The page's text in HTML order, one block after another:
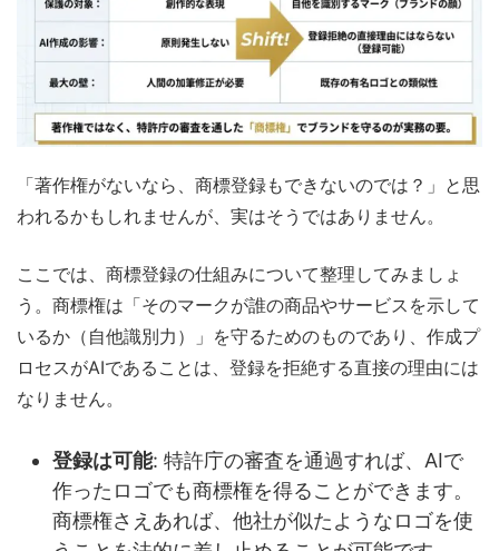
「著作権がないなら、商標登録もできないのでは？」と思
われるかもしれませんが、実はそうではありません。
ここでは、商標登録の仕組みについて整理してみましょ
う。商標権は「そのマークが誰の商品やサービスを示して
いるか（自他識別力）」を守るためのものであり、作成プ
ロセスがAIであることは、登録を拒絶する直接の理由には
なりません。
登録は可能: 特許庁の審査を通過すれば、AIで
作ったロゴでも商標権を得ることができます。
商標権さえあれば、他社が似たようなロゴを使